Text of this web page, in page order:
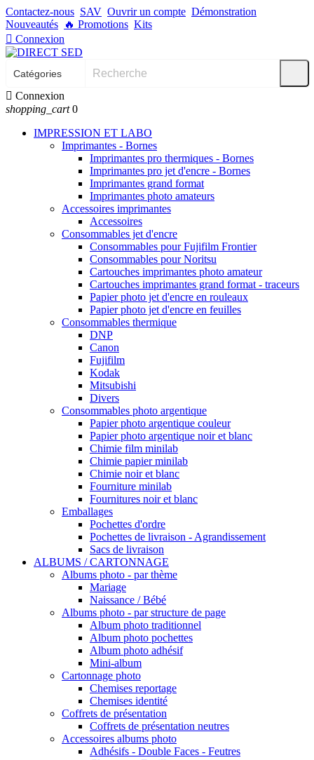
Contactez-nous SAV Ouvrir un compte Démonstration
Nouveautés
🔥 Promotions Kits
 Connexion
 Connexion
shopping_cart 0
IMPRESSION ET LABO
Imprimantes - Bornes
Imprimantes pro thermiques - Bornes
Imprimantes pro jet d'encre - Bornes
Imprimantes grand format
Imprimantes photo amateurs
Accessoires imprimantes
Accessoires
Consommables jet d'encre
Consommables pour Fujifilm Frontier
Consommables pour Noritsu
Cartouches imprimantes photo amateur
Cartouches imprimantes grand format - traceurs
Papier photo jet d'encre en rouleaux
Papier photo jet d'encre en feuilles
Consommables thermique
DNP
Canon
Fujifilm
Kodak
Mitsubishi
Divers
Consommables photo argentique
Papier photo argentique couleur
Papier photo argentique noir et blanc
Chimie film minilab
Chimie papier minilab
Chimie noir et blanc
Fourniture minilab
Fournitures noir et blanc
Emballages
Pochettes d'ordre
Pochettes de livraison - Agrandissement
Sacs de livraison
ALBUMS / CARTONNAGE
Albums photo - par thème
Mariage
Naissance / Bébé
Albums photo - par structure de page
Album photo traditionnel
Album photo pochettes
Album photo adhésif
Mini-album
Cartonnage photo
Chemises reportage
Chemises identité
Coffrets de présentation
Coffrets de présentation neutres
Accessoires albums photo
Adhésifs - Double Faces - Feutres